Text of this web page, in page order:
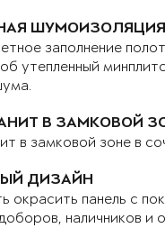
ШУМОИЗОЛЯЦИЯ
заполнение
утепленный
В ЗАМКОВОЙ
в замковой зоне в
ДИЗАЙН
окрасить панель с
наличников и